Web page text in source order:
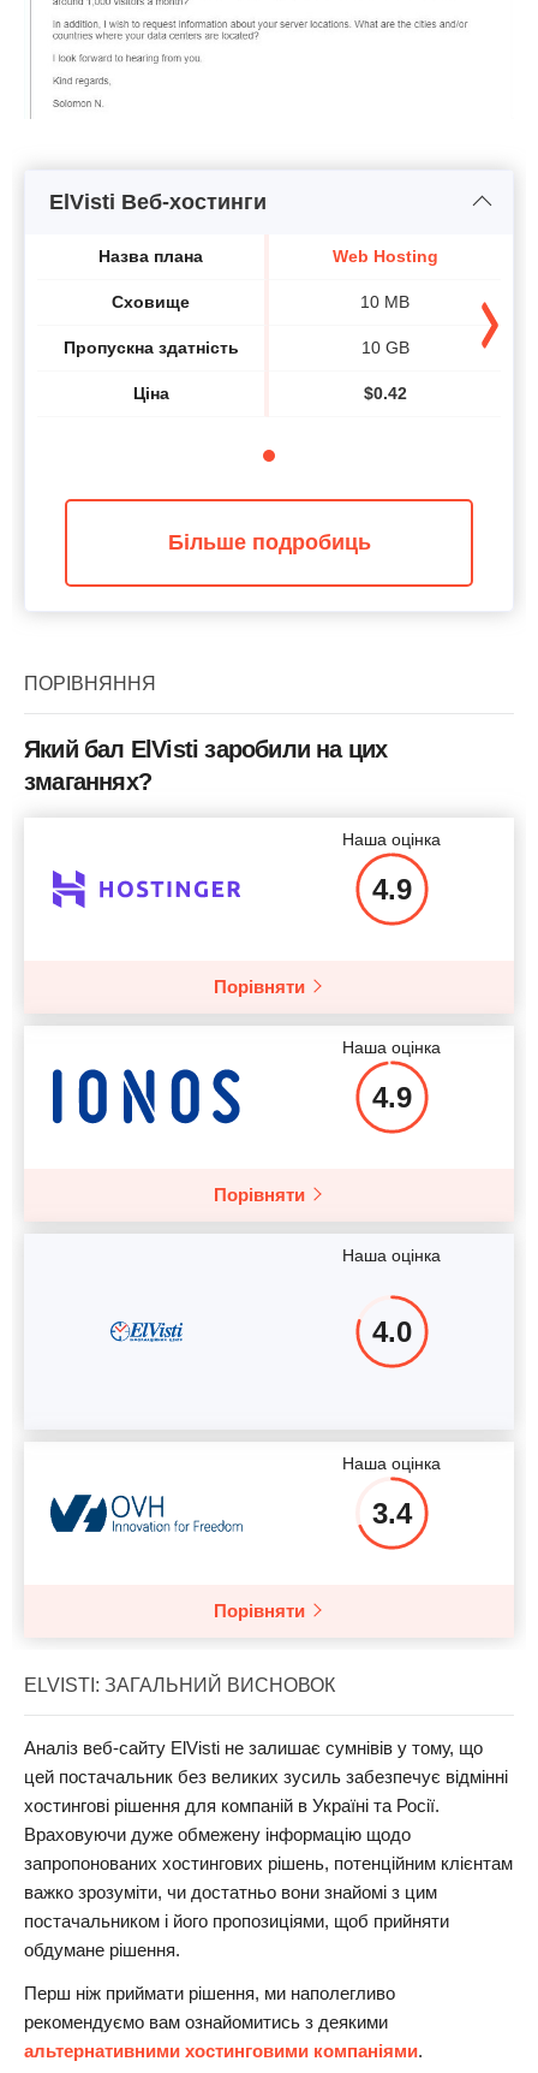
ElVisti Веб-хостинги
Назва плана
Сховище
Пропускна здатність
Ціна
Web Hosting
10 MB
10 GB
$0.42
Більше подробиць
ПОРІВНЯННЯ
Який бал ElVisti заробили на цих
змаганнях?
Наша оцінка
4.9
Порівняти
Наша оцінка
4.9
Порівняти
Наша оцінка
4.0
Наша оцінка
3.4
Порівняти
ELVISTI: ЗАГАЛЬНИЙ ВИСНОВОК
Аналіз веб-сайту ElVisti не залишає сумнівів у тому, що
цей постачальник без великих зусиль забезпечує відмінні
хостингові рішення для компаній в Україні та Росії.
Враховуючи дуже обмежену інформацію щодо
запропонованих хостингових рішень, потенційним клієнтам
важко зрозуміти, чи достатньо вони знайомі з цим
постачальником і його пропозиціями, щоб прийняти
обдумане рішення.
Перш ніж приймати рішення, ми наполегливо
рекомендуємо вам ознайомитись з деякими
альтернативними хостинговими компаніями.